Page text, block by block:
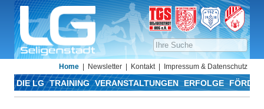
Home Newsletter Kontakt Impressum & Datenschutz
DIE LG TRAINING VERANSTALTUNGEN ERFOLGE